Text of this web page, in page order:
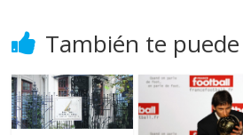
También te